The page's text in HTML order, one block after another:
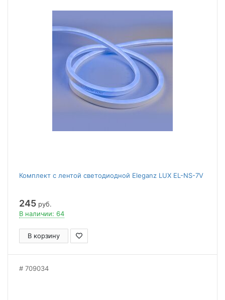
Комплект с лентой светодиодной Eleganz LUX EL-NS-7V
245 руб.
В наличии: 64
В корзину
709034